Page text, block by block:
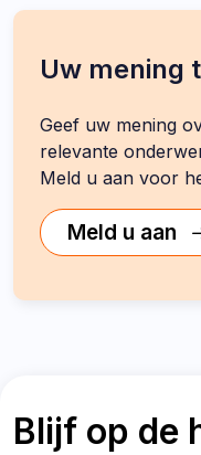
Uw mening
Geef uw mening
relevante
Meld u aan voor
Meld u aan
Blijf op de